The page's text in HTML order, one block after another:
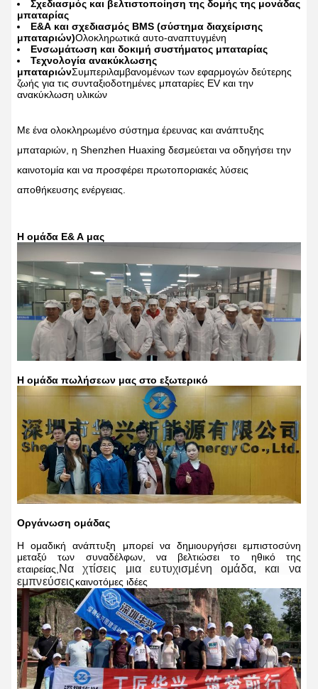
Σχεδιασμός και βελτιστοποίηση της δομής της μονάδας
μπαταρίας
Ε&Α και σχεδιασμός BMS (σύστημα διαχείρισης
μπαταριών)Ολοκληρωτικά αυτο-αναπτυγμένη
Ενσωμάτωση και δοκιμή συστήματος μπαταρίας
Τεχνολογία ανακύκλωσης
μπαταριώνΣυμπεριλαμβανομένων των εφαρμογών δεύτερης
ζωής για τις συνταξιοδοτημένες μπαταρίες EV και την
ανακύκλωση υλικών
Με ένα ολοκληρωμένο σύστημα έρευνας και ανάπτυξης
μπαταριών, η Shenzhen Huaxing δεσμεύεται να οδηγήσει την
καινοτομία και να προσφέρει πρωτοποριακές λύσεις
αποθήκευσης ενέργειας.
Η ομάδα Ε& Α μας
Η ομάδα πωλήσεων μας στο εξωτερικό
Οργάνωση ομάδας
Η ομαδική ανάπτυξη μπορεί να δημιουργήσει εμπιστοσύνη
μεταξύ των συναδέλφων, να βελτιώσει το ηθικό της
εταιρείας,Να χτίσεις μια ευτυχισμένη ομάδα, και να
εμπνεύσειςκαινοτόμες ιδέες